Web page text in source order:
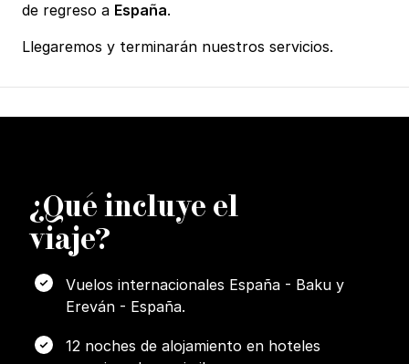
de regreso a España.
Llegaremos y terminarán nuestros servicios.
¿Qué incluye el
viaje?
Vuelos internacionales España - Baku y
Ereván - España.
12 noches de alojamiento en hoteles